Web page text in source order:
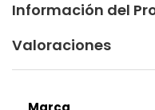
Información del
Valoraciones